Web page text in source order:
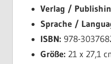
Verlag /
Sprache /
ISBN: 978-
Größe: 21 x 27,1